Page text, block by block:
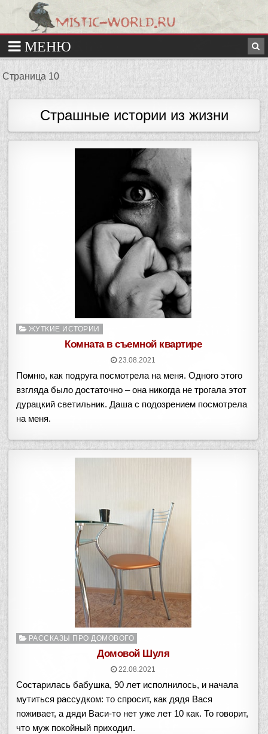
Страница 10
Страшные истории из жизни
Опубликовано
ЖУТКИЕ ИСТОРИИ
Комната в съемной квартире
23.08.2021
Помню, как подруга посмотрела на меня. Одного этого
взгляда было достаточно – она никогда не трогала этот
дурацкий светильник. Даша с подозрением посмотрела
на меня.
Опубликовано
РАССКАЗЫ ПРО ДОМОВОГО
Домовой Шуля
22.08.2021
Состарилась бабушка, 90 лет исполнилось, и начала
мутиться рассудком: то спросит, как дядя Вася
поживает, а дяди Васи-то нет уже лет 10 как. То говорит,
что муж покойный приходил.